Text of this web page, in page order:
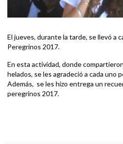
El jueves, durante la tarde, se llevó a
Peregrinos 2017.
En esta actividad, donde
helados, se les agradeció a cada uno
Además, se les hizo entrega un
peregrinos 2017.